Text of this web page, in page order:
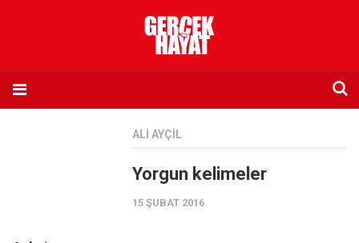
ALI AYÇIL
Yorgun kelimeler
15 ŞUBAT 2016